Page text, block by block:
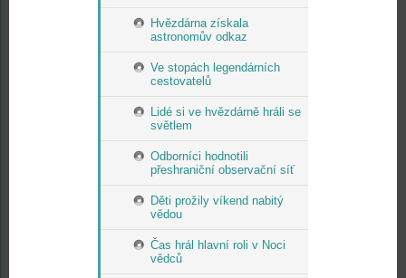
Hvězdárna získala
astronomův odkaz
Ve stopách legendárních
cestovatelů
Lidé si ve hvězdárně hráli se
světlem
Odborníci hodnotili
přeshraniční observační síť
Děti prožily víkend nabitý
vědou
Čas hrál hlavní roli v Noci
vědců